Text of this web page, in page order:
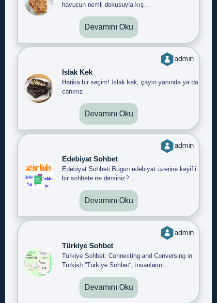
havucun nemli dokusuyla kış…
Devamını Oku
admin
Islak Kek
Harika bir seçim! Islak kek, çayın yanında ya da
canınız…
Devamını Oku
admin
Edebiyat Sohbet
Edebiyat Sohbeti Bugün edebiyat üzerine keyifli
bir sohbete ne dersiniz?…
Devamını Oku
admin
Türkiye Sohbet
Türkiye Sohbet: Connecting and Conversing in
Turkish “Türkiye Sohbet“, insanların…
Devamını Oku